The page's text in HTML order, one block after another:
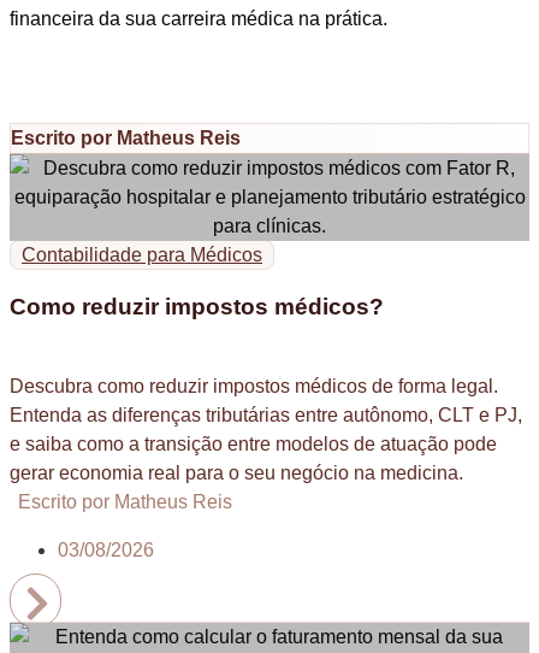
financeira da sua carreira médica na prática.
Escrito por Matheus Reis
Contabilidade para Médicos
Como reduzir impostos médicos?
Descubra como reduzir impostos médicos de forma legal.
Entenda as diferenças tributárias entre autônomo, CLT e PJ,
e saiba como a transição entre modelos de atuação pode
gerar economia real para o seu negócio na medicina.
Escrito por Matheus Reis
03/08/2026